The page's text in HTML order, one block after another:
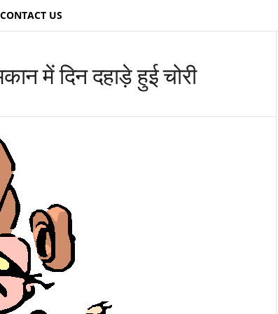
CONTACT US
में दिन दहाड़े हुई चोरी